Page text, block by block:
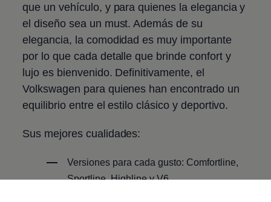
que un vehículo, y para quienes la elegancia y
el diseño sea un must. Además de su
elegancia, la comodidad es muy importante
por lo que cada detalle que brinde confort y
lujo es bienvenido. Definitivamente, el
Volkswagen para quienes han encontrado un
equilibrio entre el estilo clásico y deportivo.
Sus mejores cualidades:
Versiones para cada gusto: Comfortline,
Sportline, Highline y V6.